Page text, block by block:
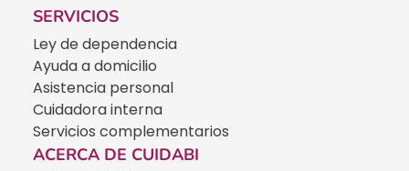
SERVICIOS
Ley de dependencia
Ayuda a domicilio
Asistencia personal
Cuidadora interna
Servicios complementarios
ACERCA DE CUIDABI